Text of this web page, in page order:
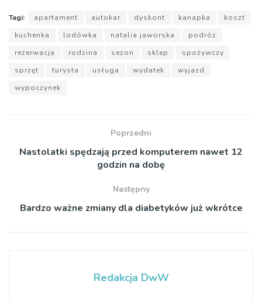
Tagi: apartament autokar dyskont kanapka
koszt
kuchenka
lodówka natalia jaworska
podróż
rezerwacja
rodzina sezon sklep
spożywczy
sprzęt
turysta usługa wydatek
wyjazd
wypoczynek
Poprzedni
Nastolatki spędzają przed komputerem nawet 12
godzin na dobę
Następny
Bardzo ważne zmiany dla diabetyków już wkrótce
Redakcja DwW